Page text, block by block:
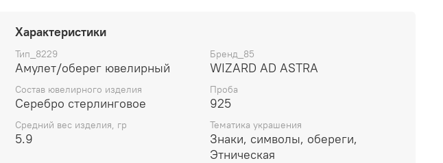
новичков, нуждающихся в поддержке небесных сил. Прекрасный выбор
для тех, кто верит в магию и защиту.
Характеристики
Тип_8229
Амулет/оберег ювелирный
Бренд_85
WIZARD AD ASTRA
Состав ювелирного изделия
Серебро стерлинговое
Проба
925
Средний вес изделия, гр
5.9
Тематика украшения
Знаки, символы, обереги,
Этническая